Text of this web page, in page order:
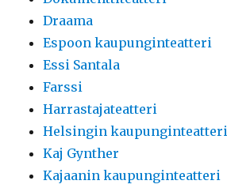
Draama
Espoon kaupunginteatteri
Essi Santala
Farssi
Harrastajateatteri
Helsingin kaupunginteatteri
Kaj Gynther
Kajaanin kaupunginteatteri